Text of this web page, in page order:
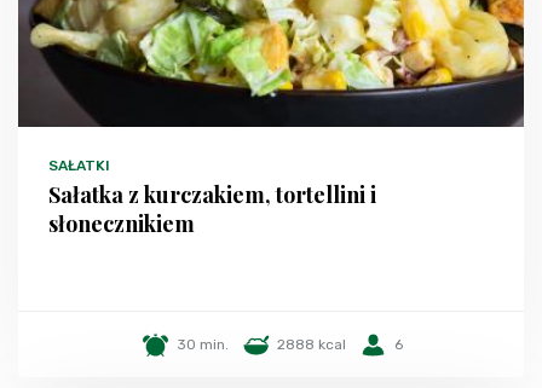
SAŁATKI
Sałatka z kurczakiem, tortellini i
słonecznikiem
30 min. 2888 kcal 6